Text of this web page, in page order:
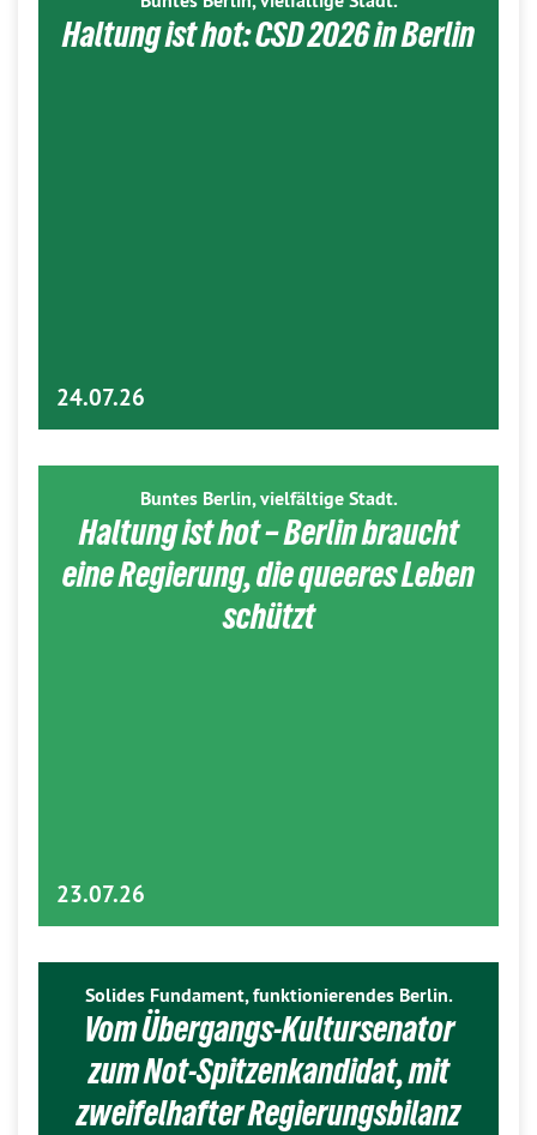
Haltung ist hot: CSD 2026 in Berlin
24.07.26
Buntes Berlin, vielfältige Stadt.
Haltung ist hot – Berlin braucht
eine Regierung, die queeres Leben
schützt
23.07.26
Solides Fundament, funktionierendes Berlin.
Vom Übergangs-Kultursenator
zum Not-Spitzenkandidat, mit
zweifelhafter Regierungsbilanz